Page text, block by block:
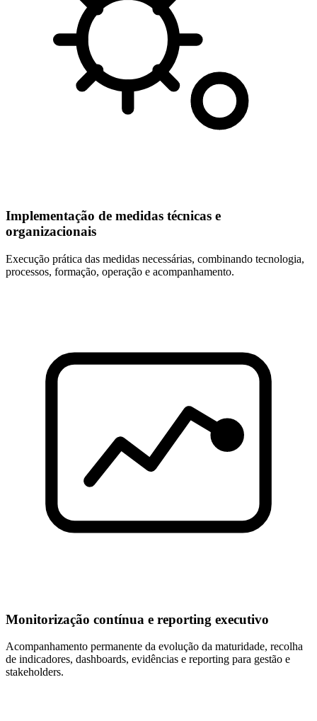
Implementação de medidas técnicas e
organizacionais
Execução prática das medidas necessárias, combinando tecnologia,
processos, formação, operação e acompanhamento.
Monitorização contínua e reporting executivo
Acompanhamento permanente da evolução da maturidade, recolha
de indicadores, dashboards, evidências e reporting para gestão e
stakeholders.